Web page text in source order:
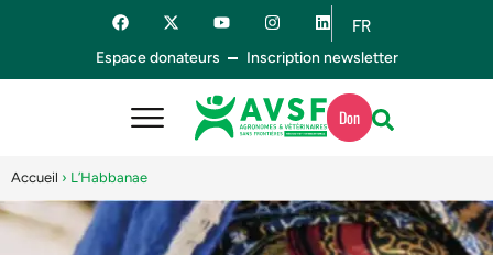
FR
ES
Espace donateurs Inscription newsletter
Don
Accueil › L’Habbanae